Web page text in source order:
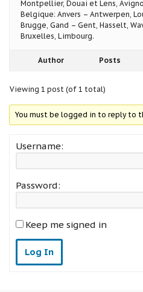
Montpellier, Douai et Lens,
Belgique: Anvers – Antwerpen,
Brugge, Gand – Gent, Hasselt,
Bruxelles, Limbourg.
Author Posts
Viewing 1 post (of 1 total)
You must be logged in to reply to
Username:
Password:
Keep me signed in
Log In